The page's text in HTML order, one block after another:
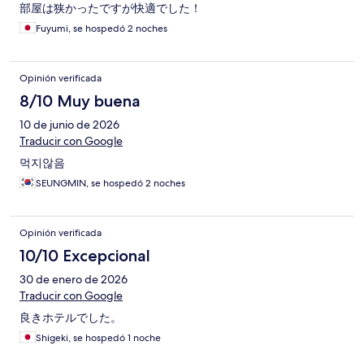
部屋は狭かったですが快適でした！
Fuyumi, se hospedó 2 noches
Opinión verificada
8/10 Muy buena
10 de junio de 2026
Traducir con Google
먹지않음
SEUNGMIN, se hospedó 2 noches
Opinión verificada
10/10 Excepcional
30 de enero de 2026
Traducir con Google
良きホテルでした。
Shigeki, se hospedó 1 noche